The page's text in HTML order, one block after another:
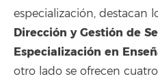
especialización, destacan
Dirección y Gestión de
Especialización en
otro lado se ofrecen cuatro